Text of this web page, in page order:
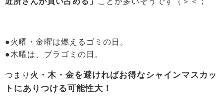
●火曜・金曜は燃えるゴミの日。
●木曜は、プラゴミの日。
つまり 火 ・木・金を避ければお得なシャインマスカッ
トにありつける可能性大！